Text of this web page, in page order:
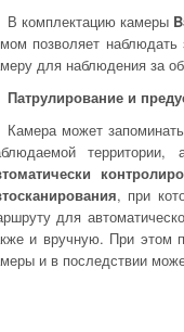
В комплектацию камеры
позволяет
для наблюдения за
Патрулирование и
Камера может
, при
для
и вручную. При этом
и в последствии